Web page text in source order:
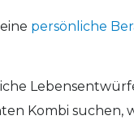
persönliche
Kombi suchen,